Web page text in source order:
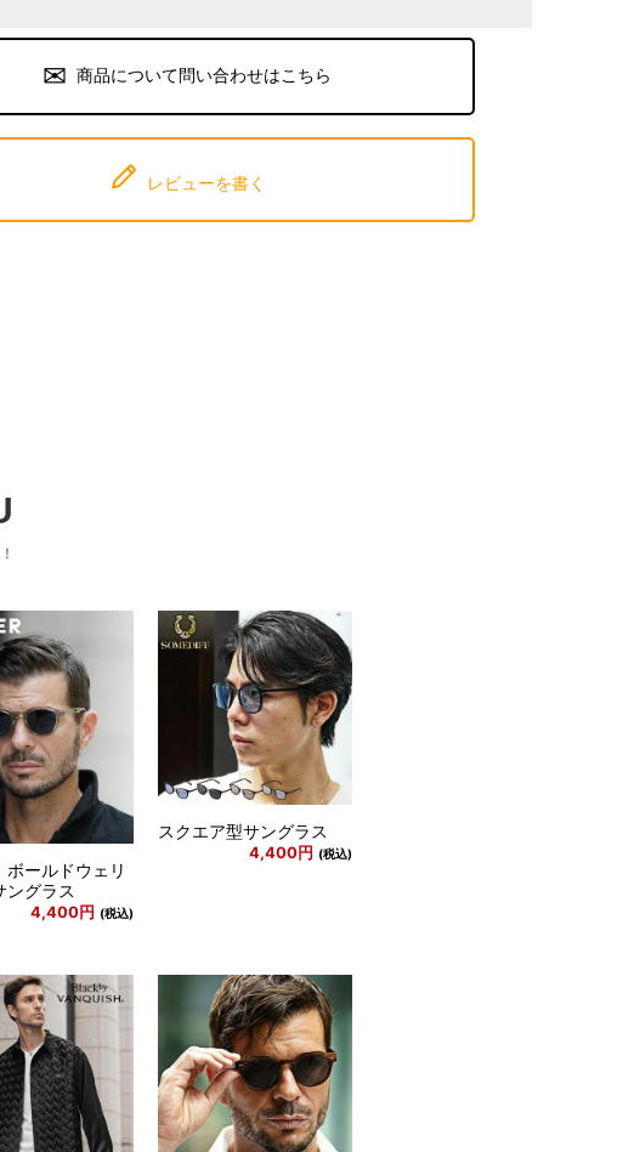
商品について問い合わせはこちら
レビューを書く
ボールドウェリ
ングラス
4,400円 (税込)
スクエア型サングラス
4,400円 (税込)